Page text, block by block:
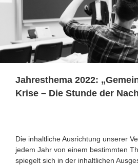
Jahresthema 2022:
Krise – Die Stunde der
Die inhaltliche Ausrichtung unserer
jedem Jahr von einem bestimmten
spiegelt sich in der inhaltlichen